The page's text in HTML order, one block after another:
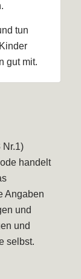
tun
gut mit.
Nr.1)
handelt
Angaben
und
und
selbst.